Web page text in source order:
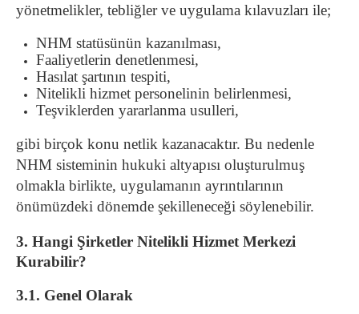
yönetmelikler, tebliğler ve uygulama kılavuzları ile;
NHM statüsünün kazanılması,
Faaliyetlerin denetlenmesi,
Hasılat şartının tespiti,
Nitelikli hizmet personelinin belirlenmesi,
Teşviklerden yararlanma usulleri,
gibi birçok konu netlik kazanacaktır. Bu nedenle
NHM sisteminin hukuki altyapısı oluşturulmuş
olmakla birlikte, uygulamanın ayrıntılarının
önümüzdeki dönemde şekilleneceği söylenebilir.
3. Hangi Şirketler Nitelikli Hizmet Merkezi
Kurabilir?
3.1. Genel Olarak